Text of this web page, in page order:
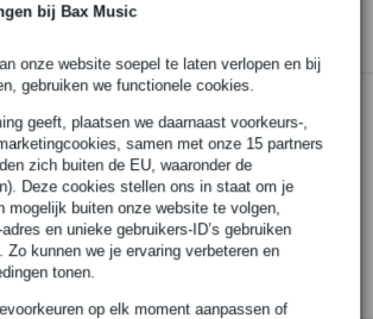
bij Bax Music
onze website soepel te laten verlopen en bij
gebruiken we functionele cookies.
geeft, plaatsen we daarnaast voorkeurs-,
samen met onze 15 partners
zich buiten de EU, waaronder de
Deze cookies stellen ons in staat om je
mogelijk buiten onze website te volgen,
en unieke gebruikers-ID’s gebruiken
Zo kunnen we je ervaring verbeteren en
tonen.
op elk moment aanpassen of
In winkelwagen
geld terug' garantie
garantie